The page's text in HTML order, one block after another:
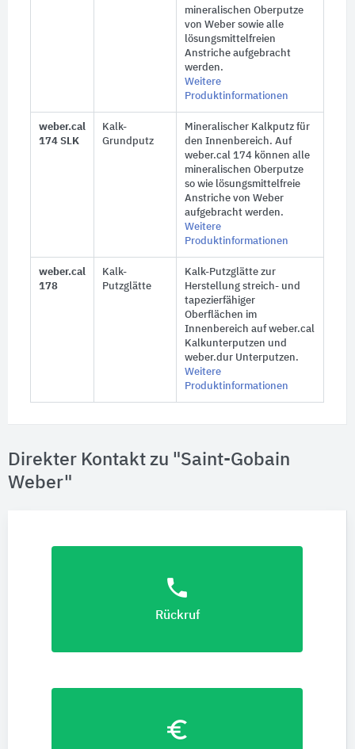
mineralischen Oberputze
von Weber sowie alle
lösungsmittelfreien
Anstriche aufgebracht
werden.
Weitere
Produktinformationen
weber.cal
174 SLK
Kalk-
Grundputz
Mineralischer Kalkputz für
den Innenbereich. Auf
weber.cal 174 können alle
mineralischen Oberputze
so wie lösungsmittelfreie
Anstriche von Weber
aufgebracht werden.
Weitere
Produktinformationen
weber.cal
178
Kalk-
Putzglätte
Kalk-Putzglätte zur
Herstellung streich- und
tapezierfähiger
Oberflächen im
Innenbereich auf weber.cal
Kalkunterputzen und
weber.dur Unterputzen.
Weitere
Produktinformationen
Direkter Kontakt zu "Saint-Gobain
Weber"
phone
Rückruf
euro_symbol